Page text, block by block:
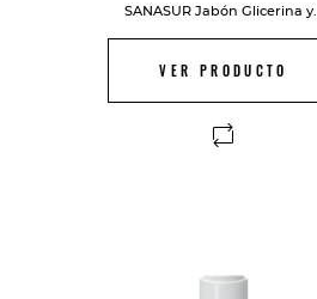
SANASUR Jabón Glicerina y...
VER PRODUCTO